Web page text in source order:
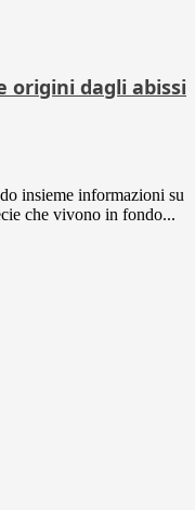
origini dagli abissi
insieme informazioni su
che vivono in fondo...